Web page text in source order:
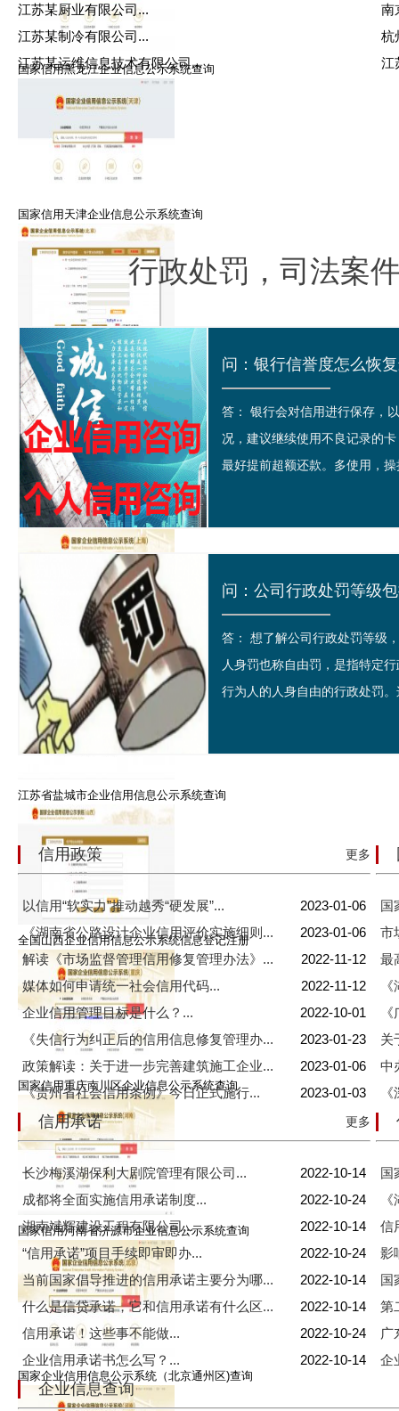
国家信用黑龙江企业信息公示系统查询
国家信用天津企业信息公示系统查询
全国北京企业信用信息公示系统信息登记注册
广东省东莞市企业信用信息公示系统查询
上海浦东新区企业信用信息公示系统查询
江苏省盐城市企业信用信息公示系统查询
全国山西企业信用信息公示系统信息登记注册
国家信用重庆南川区企业信息公示系统查询
国家信用河南省济源市企业信息公示系统查询
国家企业信用信息公示系统（北京通州区)查询
江苏某厨业有限公司...
南
江苏某制冷有限公司...
杭
江苏某运维信息技术有限公司...
江
行政处罚，司法案
问：银行信誉度怎么恢
答： 银行会对信用进行保存，
况，建议继续使用不良记录的
最好提前超额还款。多使用，
答： 想了解公司行政处罚等
人身罚也称自由罚，是指特定
行为人的人身自由的行政处罚
信用政策 更多
以信用“软实力”推动越秀“硬发展”...
2023-01-06
《湖南省公路设计企业信用评价实施细则...
2023-01-06
解读《市场监督管理信用修复管理办法》...
2022-11-12
媒体如何申请统一社会信用代码...
2022-11-12
企业信用管理目标是什么？...
2022-10-01
《失信行为纠正后的信用信息修复管理办...
2023-01-23
政策解读：关于进一步完善建筑施工企业...
2023-01-06
《贵州省社会信用条例》今日正式施行...
2023-01-03
国
市
最
关
中
信用承诺 更多
长沙梅溪湖保利大剧院管理有限公司...
2022-10-14
成都将全面实施信用承诺制度...
2022-10-24
湖南斌辉建设工程有限公司...
2022-10-14
“信用承诺”项目手续即审即办...
2022-10-24
当前国家倡导推进的信用承诺主要分为哪...
2022-10-14
什么是信贷承诺，它和信用承诺有什么区...
2022-10-14
信用承诺！这些事不能做...
2022-10-24
企业信用承诺书怎么写？...
2022-10-14
国
信
影
国
第
广
企
企业信息查询